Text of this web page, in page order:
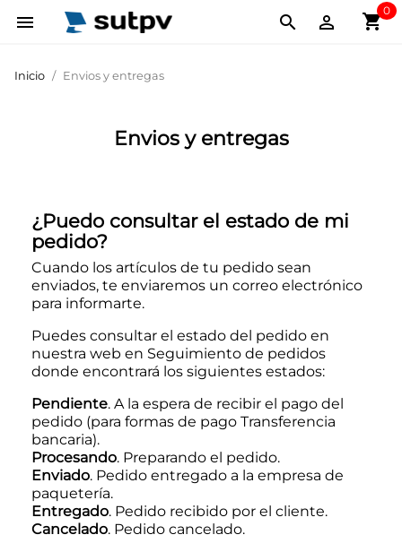
 shopping_cart
0


Inicio Envios y entregas
Envios y entregas
¿Puedo consultar el estado de mi
pedido?
Cuando los artículos de tu pedido sean
enviados, te enviaremos un correo electrónico
para informarte.
Puedes consultar el estado del pedido en
nuestra web en Seguimiento de pedidos
donde encontrará los siguientes estados:
Pendiente. A la espera de recibir el pago del
pedido (para formas de pago Transferencia
bancaria).
Procesando. Preparando el pedido.
Enviado. Pedido entregado a la empresa de
paquetería.
Entregado. Pedido recibido por el cliente.
Cancelado. Pedido cancelado.